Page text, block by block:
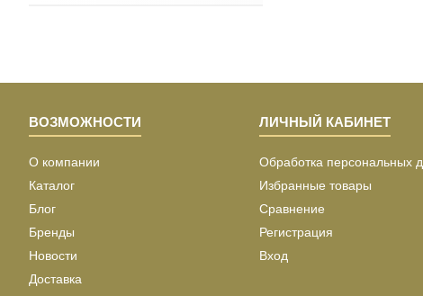
ВОЗМОЖНОСТИ
О компании
Каталог
Блог
Бренды
Новости
Доставка
ЛИЧНЫЙ КАБИНЕТ
Обработка персональных
Избранные товары
Сравнение
Регистрация
Вход